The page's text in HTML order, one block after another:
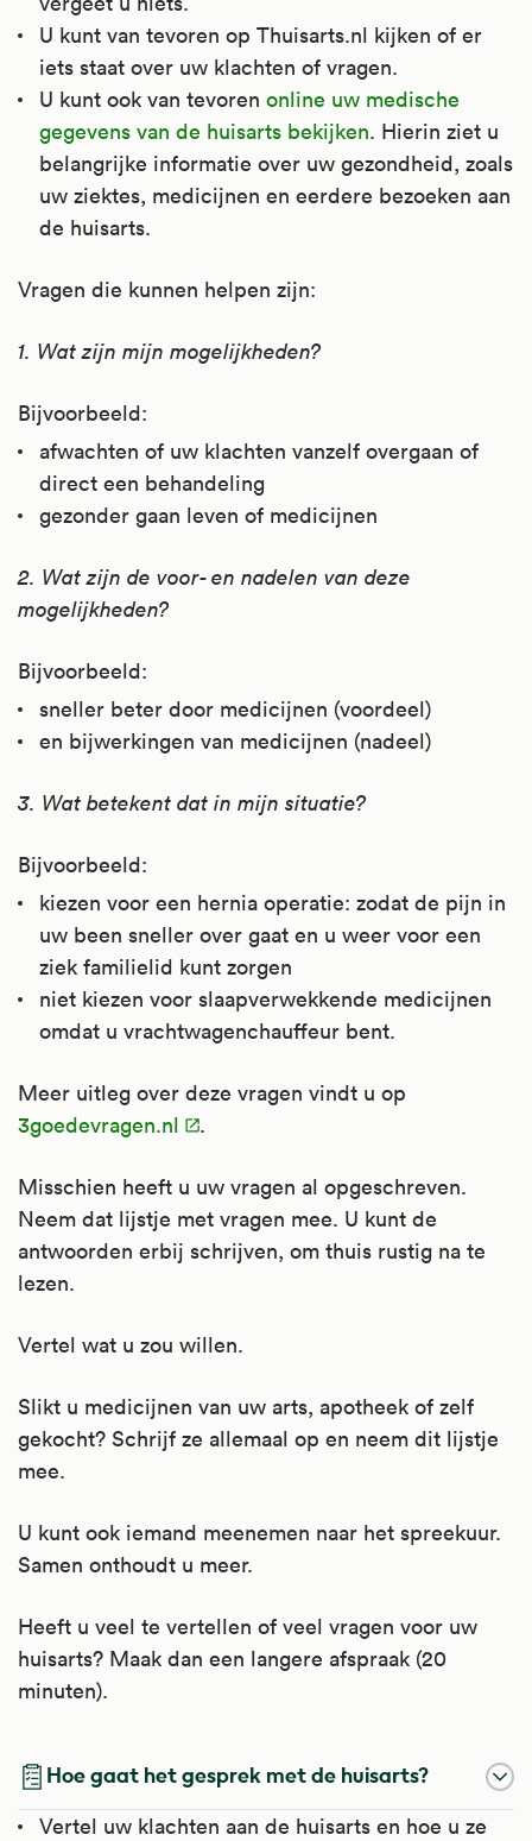
U kunt van tevoren op Thuisarts.nl kijken of er
iets staat over uw klachten of vragen.
U kunt ook van tevoren online uw medische
gegevens van de huisarts bekijken. Hierin ziet u
belangrijke informatie over uw gezondheid, zoals
uw ziektes, medicijnen en eerdere bezoeken aan
de huisarts.
Vragen die kunnen helpen zijn:
1. Wat zijn mijn mogelijkheden?
Bijvoorbeeld:
afwachten of uw klachten vanzelf overgaan of
direct een behandeling
gezonder gaan leven of medicijnen
2. Wat zijn de voor- en nadelen van deze
mogelijkheden?
Bijvoorbeeld:
sneller beter door medicijnen (voordeel)
en bijwerkingen van medicijnen (nadeel)
3. Wat betekent dat in mijn situatie?
Bijvoorbeeld:
kiezen voor een hernia operatie: zodat de pijn in
uw been sneller over gaat en u weer voor een
ziek familielid kunt zorgen
niet kiezen voor slaapverwekkende medicijnen
omdat u vrachtwagenchauffeur bent.
Meer uitleg over deze vragen vindt u op
3goedevragen.nl
.
Misschien heeft u uw vragen al opgeschreven.
Neem dat lijstje met vragen mee. U kunt de
antwoorden erbij schrijven, om thuis rustig na te
lezen.
Vertel wat u zou willen.
Slikt u medicijnen van uw arts, apotheek of zelf
gekocht? Schrijf ze allemaal op en neem dit lijstje
mee.
U kunt ook iemand meenemen naar het spreekuur.
Samen onthoudt u meer.
Heeft u veel te vertellen of veel vragen voor uw
huisarts? Maak dan een langere afspraak (20
minuten).
Hoe gaat het gesprek met de huisarts?
Vertel uw klachten aan de huisarts en hoe u ze